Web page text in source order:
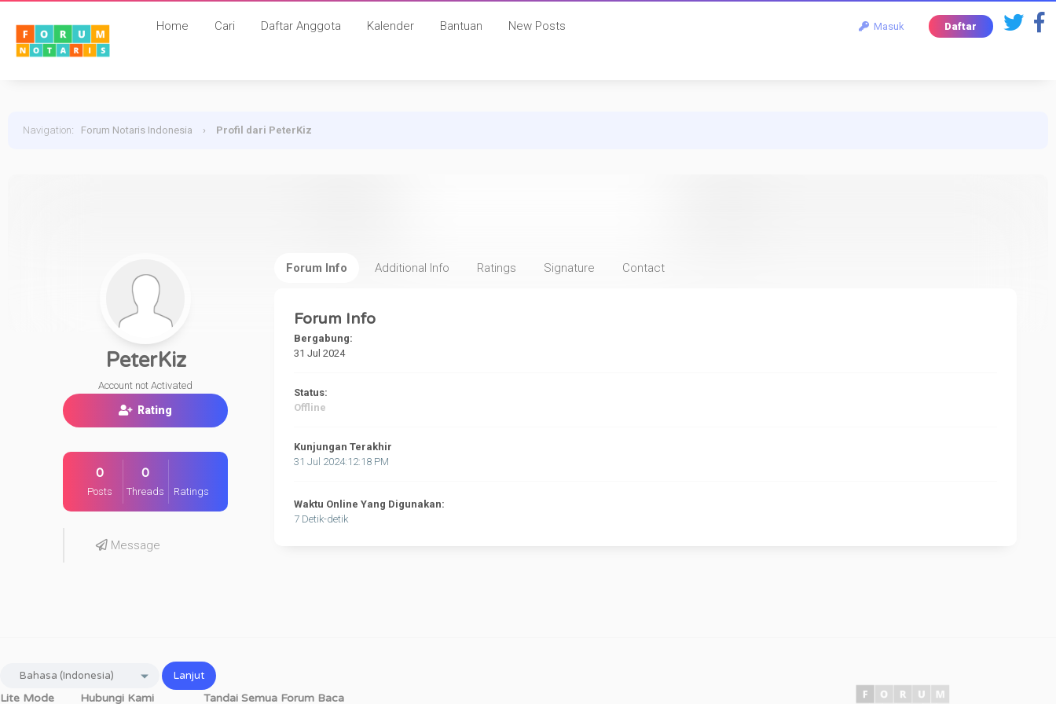
Masuk Daftar
Home Cari Daftar Anggota Kalender Bantuan New Posts
Navigation: Forum Notaris Indonesia › Profil dari PeterKiz
PeterKiz
Account not Activated
Rating
0
Posts
0
Threads Ratings
Message
Forum Info Additional Info Ratings Signature Contact
Forum Info
Bergabung:
31 Jul 2024
Status:
Offline
Kunjungan Terakhir
31 Jul 2024:12:18 PM
Waktu Online Yang Digunakan:
7 Detik-detik
Lite Mode Hubungi Kami Tandai Semua Forum Baca